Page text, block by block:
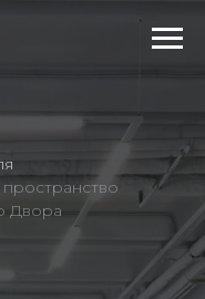
Двора